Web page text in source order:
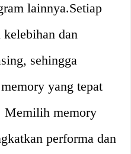
lainnya.Setiap
dan
sehingga
yang tepat
Memilih memory
performa dan